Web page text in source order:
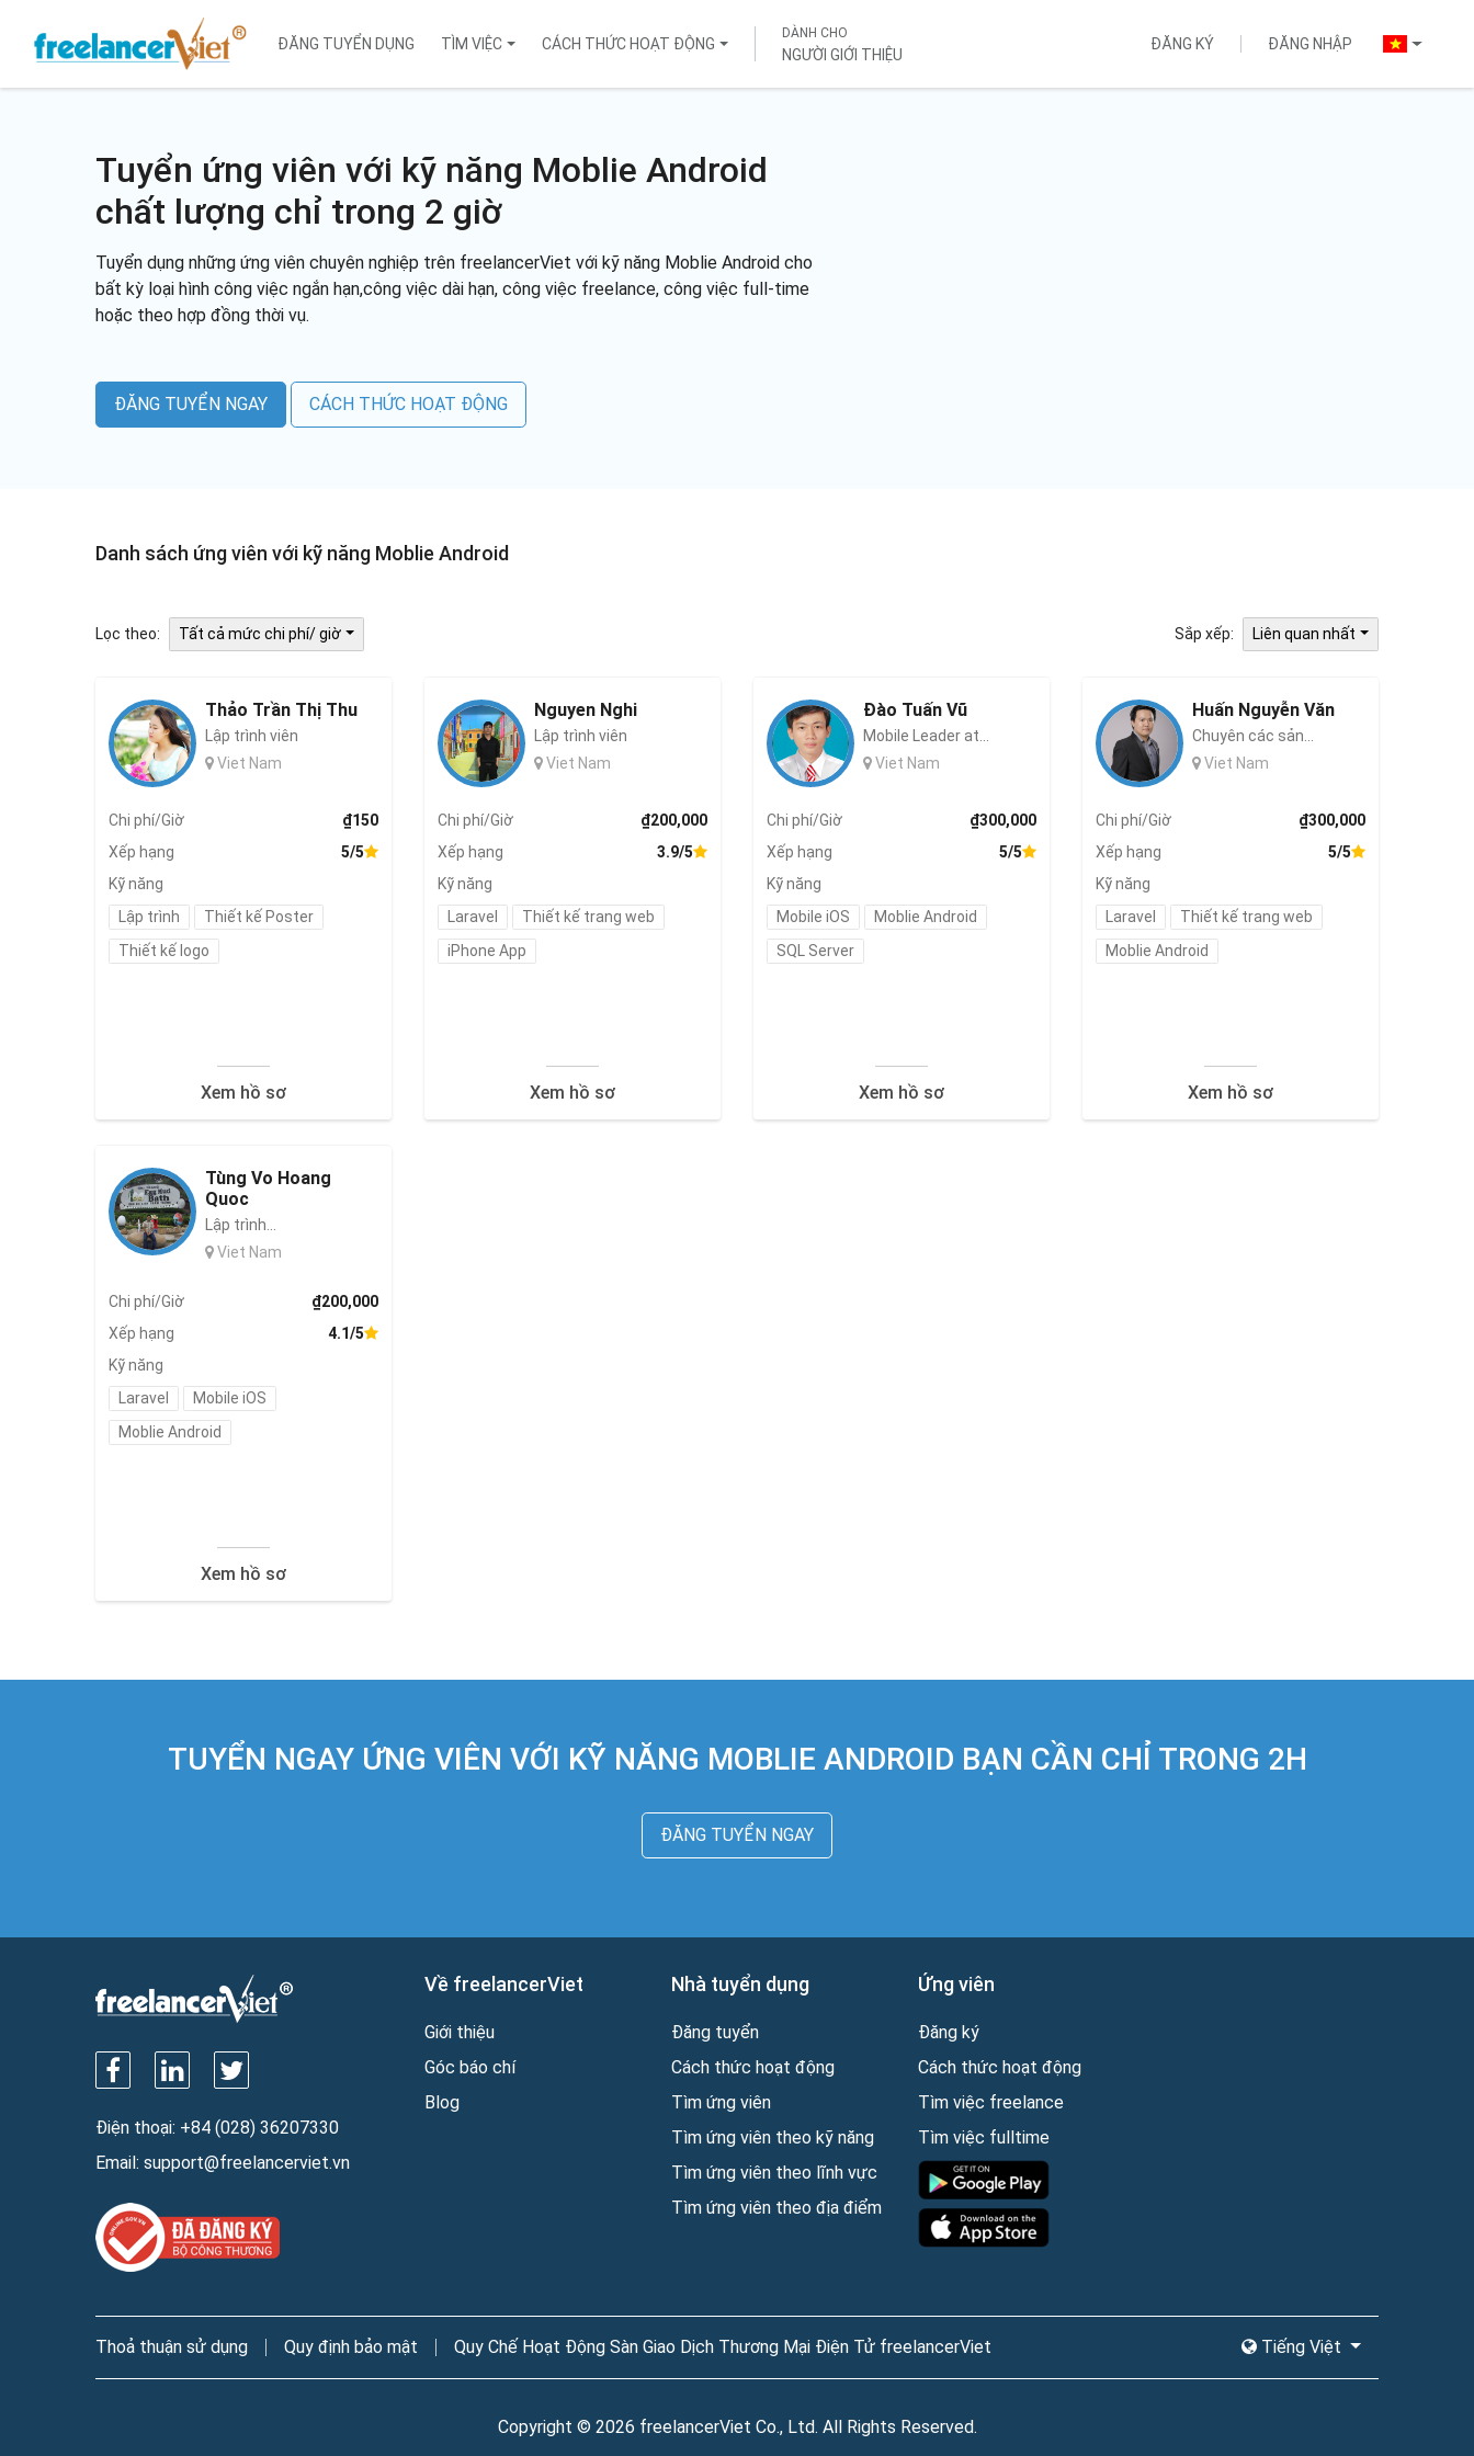
ĐĂNG TUYỂN DỤNG TÌM VIỆC CÁCH THỨC HOẠT ĐỘNG
DÀNH CHO
NGƯỜI GIỚI THIỆU
ĐĂNG KÝ ĐĂNG NHẬP
Tuyển ứng viên với kỹ năng Moblie Android
chất lượng chỉ trong 2 giờ
Tuyển dụng những ứng viên chuyên nghiệp trên freelancerViet với kỹ năng Moblie Android cho
bất kỳ loại hình công việc ngắn hạn,công việc dài hạn, công việc freelance, công việc full-time
hoặc theo hợp đồng thời vụ.
ĐĂNG TUYỂN NGAY CÁCH THỨC HOẠT ĐỘNG
Danh sách ứng viên với kỹ năng Moblie Android
Lọc theo: Tất cả mức chi phí/ giờ Sắp xếp: Liên quan nhất
Thảo Trần Thị Thu
Lập trình viên
Viet Nam
Chi phí/Giờ
₫150
Xếp hạng
5/5
Kỹ năng
Lập trình
Thiết kế Poster
Thiết kế logo
Xem hồ sơ
Nguyen Nghi
Lập trình viên
Viet Nam
Chi phí/Giờ
₫200,000
Xếp hạng
3.9/5
Kỹ năng
Laravel
Thiết kế trang web
iPhone App
Xem hồ sơ
Đào Tuấn Vũ
Mobile Leader at...
Viet Nam
Chi phí/Giờ
₫300,000
Xếp hạng
5/5
Kỹ năng
Mobile iOS
Moblie Android
SQL Server
Xem hồ sơ
Huấn Nguyễn Văn
Chuyên các sản...
Viet Nam
Chi phí/Giờ
₫300,000
Xếp hạng
5/5
Kỹ năng
Laravel
Thiết kế trang web
Moblie Android
Xem hồ sơ
Tùng Vo Hoang
Quoc
Lập trình...
Viet Nam
Chi phí/Giờ
₫200,000
Xếp hạng
4.1/5
Kỹ năng
Laravel
Mobile iOS
Moblie Android
Xem hồ sơ
TUYỂN NGAY ỨNG VIÊN VỚI KỸ NĂNG MOBLIE ANDROID BẠN CẦN CHỈ TRONG 2H
ĐĂNG TUYỂN NGAY
Điện thoại: +84 (028) 36207330
Email: support@freelancerviet.vn
Về freelancerViet
Giới thiệu
Góc báo chí
Blog
Nhà tuyển dụng
Đăng tuyển
Cách thức hoạt động
Tìm ứng viên
Tìm ứng viên theo kỹ năng
Tìm ứng viên theo lĩnh vực
Tìm ứng viên theo địa điểm
Ứng viên
Đăng ký
Cách thức hoạt động
Tìm việc freelance
Tìm việc fulltime
Thoả thuận sử dụng Quy định bảo mật Quy Chế Hoạt Động Sàn Giao Dịch Thương Mại Điện Tử freelancerViet Tiếng Việt
Copyright © 2026 freelancerViet Co., Ltd. All Rights Reserved.